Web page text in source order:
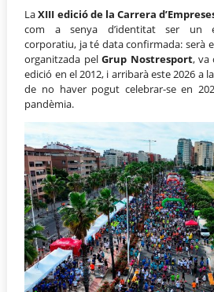
LaXIII edició de la Carrera
com a senya d’identitat ser un
corporatiu, ja té data confirmada: serà
organitzada pelGrup Nostresport, va
edició en el 2012, i arribarà este 2026 a
de no haver pogut celebrar-se en
pandèmia.